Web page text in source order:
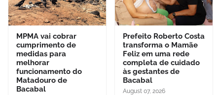
MPMA vai cobrar
cumprimento de
medidas para
melhorar
funcionamento do
Matadouro de
Bacabal
Prefeito Roberto Costa
transforma o Mamãe
Feliz em uma rede
completa de cuidado
às gestantes de
Bacabal
August 07, 2026